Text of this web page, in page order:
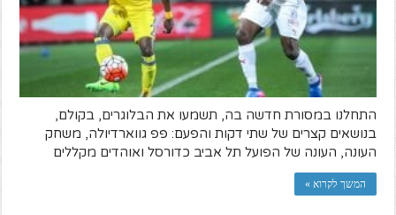
התחלנו במסורת חדשה בה, תשמעו את הבלוגרים, בקולם,
בנושאים קצרים של שתי דקות והפעם: פפ גווארדיולה, משחק
העונה, העונה של הפועל תל אביב כדורסל ואוהדים מקללים
המשך לקרוא »